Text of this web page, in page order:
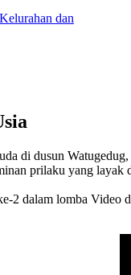
dan
di dusun
prilaku yang
2 dalam lomba